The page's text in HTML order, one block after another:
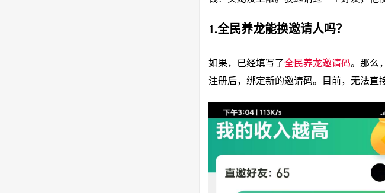
1.全民养龙能换邀请人吗？
如果，已经填写了全民养龙邀请码。那么
注册后，绑定新的邀请码。目前，无法直